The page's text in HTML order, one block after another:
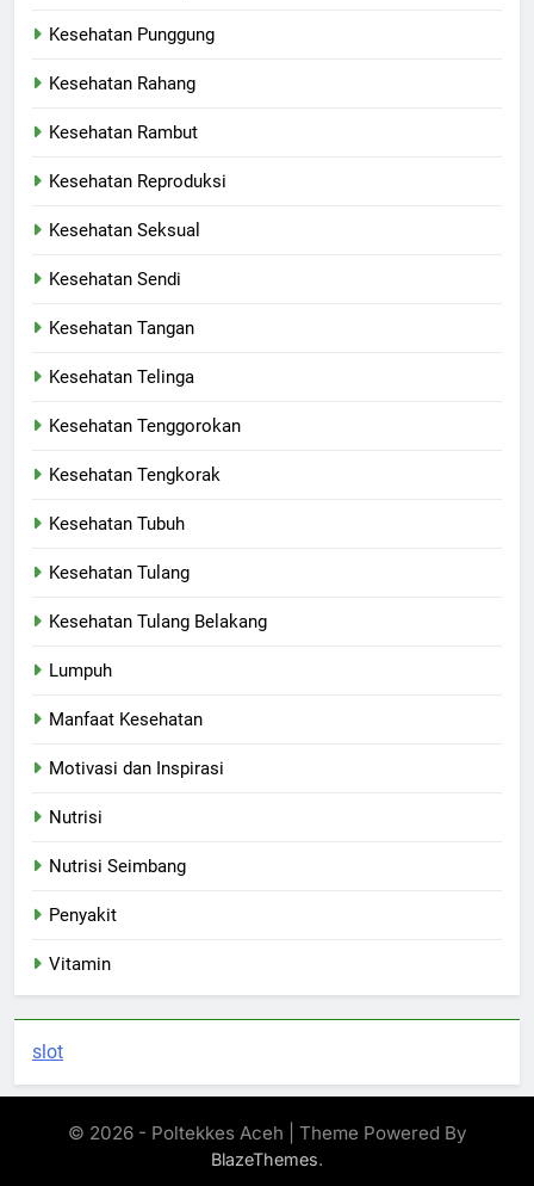
Kesehatan Punggung
Kesehatan Rahang
Kesehatan Rambut
Kesehatan Reproduksi
Kesehatan Seksual
Kesehatan Sendi
Kesehatan Tangan
Kesehatan Telinga
Kesehatan Tenggorokan
Kesehatan Tengkorak
Kesehatan Tubuh
Kesehatan Tulang
Kesehatan Tulang Belakang
Lumpuh
Manfaat Kesehatan
Motivasi dan Inspirasi
Nutrisi
Nutrisi Seimbang
Penyakit
Vitamin
slot
© 2026 - Poltekkes Aceh | Theme Powered By
BlazeThemes.